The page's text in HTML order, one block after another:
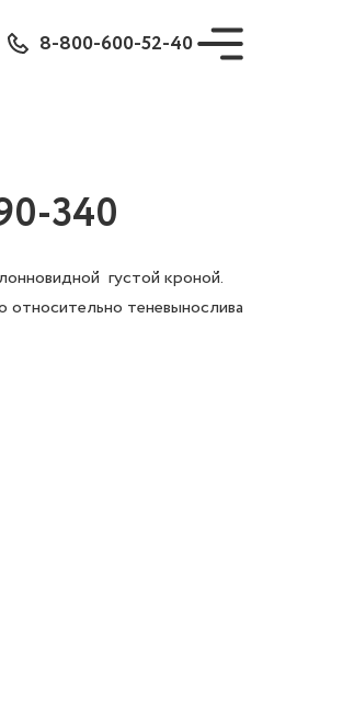
8-800-600-52-40
340
густой кроной.
относительно теневынослива